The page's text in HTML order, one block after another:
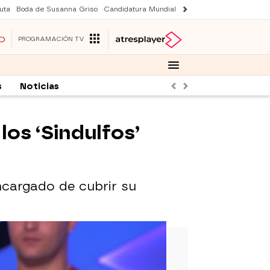
Boda de Susanna Griso Candidatura Mundial 2030
PROGRAMACIÓN TV
Noticias AnteriorSiguiente
‘Sindulfos’
de cubrir su